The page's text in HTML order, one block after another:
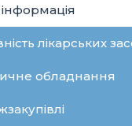
лікарських
обладнання